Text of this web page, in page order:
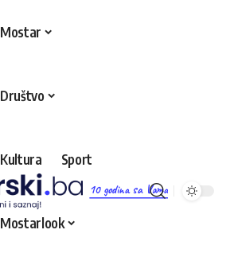
10 godina sa Vama
Mostar
Društvo
Kultura Sport
Mostarlook